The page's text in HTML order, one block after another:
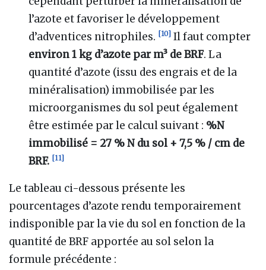
l’azote et favoriser le développement
d’adventices nitrophiles. [10] Il faut compter
environ 1 kg d’azote par m³ de BRF. La
quantité d’azote (issu des engrais et de la
minéralisation) immobilisée par les
microorganismes du sol peut également
être estimée par le calcul suivant : %N
immobilisé = 27 % N du sol + 7,5 % / cm de
BRF. [11]
Le tableau ci-dessous présente les
pourcentages d’azote rendu temporairement
indisponible par la vie du sol en fonction de la
quantité de BRF apportée au sol selon la
formule précédente :